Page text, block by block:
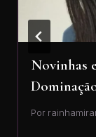
Novinhas
Por